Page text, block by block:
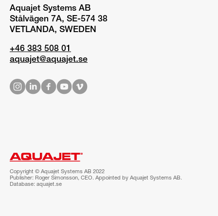
Aquajet Systems AB
Stålvägen 7A, SE-574 38
VETLANDA, SWEDEN
+46 383 508 01
aquajet@aquajet.se
Copyright © Aquajet Systems AB 2022
Publisher: Roger Simonsson, CEO. Appointed by Aquajet Systems AB.
Database: aquajet.se